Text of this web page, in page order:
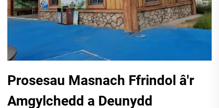
Prosesau Masnach Ffrindol â'r
Amgylchedd a Deunydd